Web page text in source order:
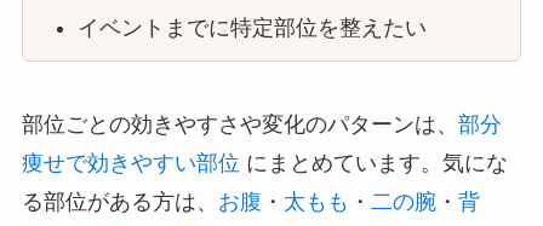
イベントまでに特定部位を整えたい
部位ごとの効きやすさや変化のパターンは、 部分
痩せで効きやすい部位 にまとめています。気にな
る部位がある方は、 お腹 ・ 太もも ・ 二の腕・ 背